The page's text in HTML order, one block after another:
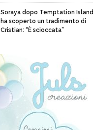
Soraya dopo Temptation Island
ha scoperto un tradimento di
Cristian: “È scioccata”